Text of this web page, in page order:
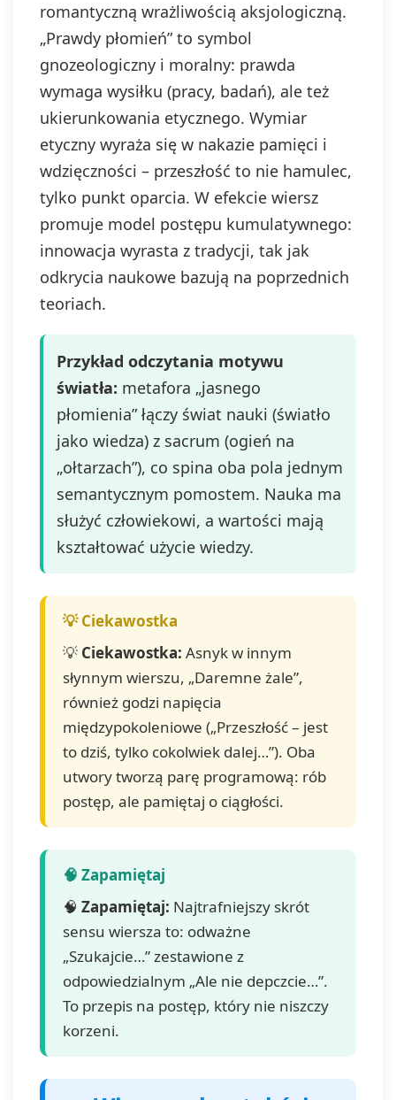
romantyczną wrażliwością aksjologiczną.
„Prawdy płomień” to symbol
gnozeologiczny i moralny: prawda
wymaga wysiłku (pracy, badań), ale też
ukierunkowania etycznego. Wymiar
etyczny wyraża się w nakazie pamięci i
wdzięczności – przeszłość to nie hamulec,
tylko punkt oparcia. W efekcie wiersz
promuje model postępu kumulatywnego:
innowacja wyrasta z tradycji, tak jak
odkrycia naukowe bazują na poprzednich
teoriach.
Przykład odczytania motywu
światła: metafora „jasnego
płomienia” łączy świat nauki (światło
jako wiedza) z sacrum (ogień na
„ołtarzach”), co spina oba pola jednym
semantycznym pomostem. Nauka ma
służyć człowiekowi, a wartości mają
kształtować użycie wiedzy.
💡 Ciekawostka: Asnyk w innym
słynnym wierszu, „Daremne żale”,
również godzi napięcia
międzypokoleniowe („Przeszłość – jest
to dziś, tylko cokolwiek dalej…”). Oba
utwory tworzą parę programową: rób
postęp, ale pamiętaj o ciągłości.
🧠 Zapamiętaj: Najtrafniejszy skrót
sensu wiersza to: odważne
„Szukajcie…” zestawione z
odpowiedzialnym „Ale nie depczcie…”.
To przepis na postęp, który nie niszczy
korzeni.